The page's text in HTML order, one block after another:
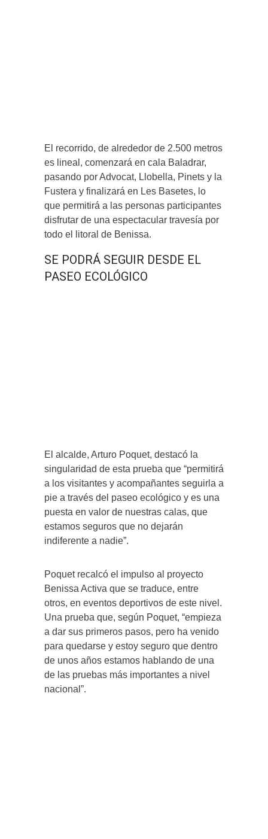
El recorrido, de alrededor de 2.500 metros
es lineal, comenzará en cala Baladrar,
pasando por Advocat, Llobella, Pinets y la
Fustera y finalizará en Les Basetes, lo
que permitirá a las personas participantes
disfrutar de una espectacular travesía por
todo el litoral de Benissa.
SE PODRÁ SEGUIR DESDE EL
PASEO ECOLÓGICO
El alcalde, Arturo Poquet, destacó la
singularidad de esta prueba que “permitirá
a los visitantes y acompañantes seguirla a
pie a través del paseo ecológico y es una
puesta en valor de nuestras calas, que
estamos seguros que no dejarán
indiferente a nadie”.
Poquet recalcó el impulso al proyecto
Benissa Activa que se traduce, entre
otros, en eventos deportivos de este nivel.
Una prueba que, según Poquet, “empieza
a dar sus primeros pasos, pero ha venido
para quedarse y estoy seguro que dentro
de unos años estamos hablando de una
de las pruebas más importantes a nivel
nacional”.